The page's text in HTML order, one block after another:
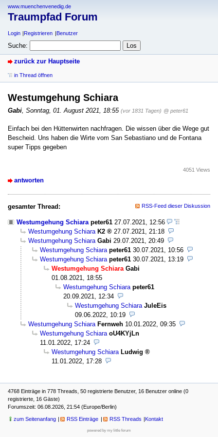
www.muenchenvenedig.de
Traumpfad Forum
Login Registrieren Benutzer
Suche:
zurück zur Hauptseite
in Thread öffnen
Westumgehung Schiara
Gabi Sonntag, 01. August 2021, 18:55 (vor 1831 Tagen) @ peter61
Einfach bei den Hüttenwirten nachfragen. Die wissen über die Wege gut
Bescheid. Uns haben die Wirte vom San Sebastiano und de Fontana
super Tipps gegeben
antworten
4051 Views
gesamter Thread: RSS-Feed dieser Diskussion
Westumgehung Schiara peter61 27.07.2021, 12:56
Westumgehung Schiara K2
27.07.2021, 21:18
Westumgehung Schiara Gabi 29.07.2021, 20:49
Westumgehung Schiara peter61 30.07.2021, 10:56
Westumgehung Schiara peter61 30.07.2021, 13:19
Westumgehung Schiara Gabi
01.08.2021, 18:55
Westumgehung Schiara peter61
20.09.2021, 12:34
Westumgehung Schiara JuleEis
09.06.2022, 10:19
Westumgehung Schiara Fernweh 10.01.2022, 09:35
Westumgehung Schiara oU4KYjLn
11.01.2022, 17:24
Westumgehung Schiara Ludwig
11.01.2022, 17:28
4768 Einträge in 778 Threads, 50 registrierte Benutzer, 16 Benutzer online (0
registrierte, 16 Gäste)
Forumszeit: 06.08.2026, 21:54 (Europe/Berlin)
zum Seitenanfang RSS Einträge RSS Threads Kontakt
powered by my little forum